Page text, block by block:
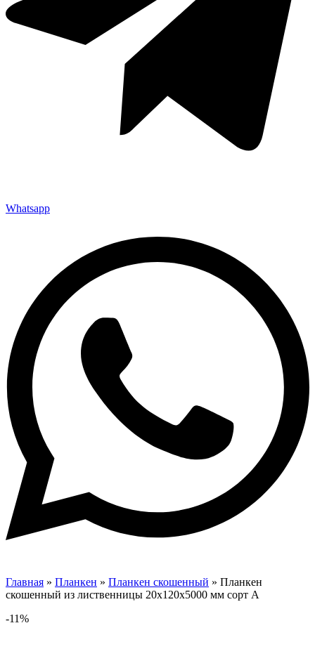
Whatsapp
Главная » Планкен » Планкен скошенный » Планкен
скошенный из лиственницы 20х120х5000 мм сорт А
-11%